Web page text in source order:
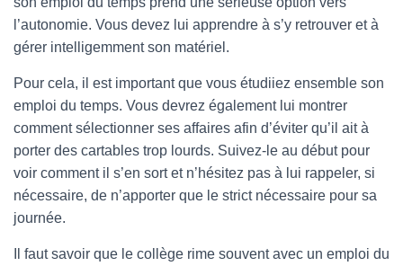
l’autonomie. Vous devez lui apprendre à s’y retrouver et à
gérer intelligemment son matériel.
Pour cela, il est important que vous étudiiez ensemble son
emploi du temps. Vous devrez également lui montrer
comment sélectionner ses affaires afin d’éviter qu’il ait à
porter des cartables trop lourds. Suivez-le au début pour
voir comment il s’en sort et n’hésitez pas à lui rappeler, si
nécessaire, de n’apporter que le strict nécessaire pour sa
journée.
Il faut savoir que le collège rime souvent avec un emploi du